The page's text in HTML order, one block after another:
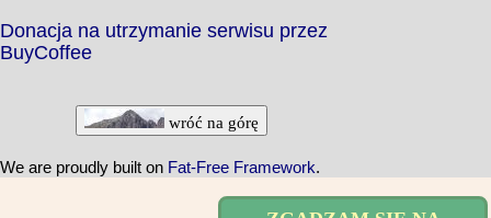
Donacja na utrzymanie serwisu przez
BuyCoffee
wróć na górę
We are proudly built on Fat-Free Framework.